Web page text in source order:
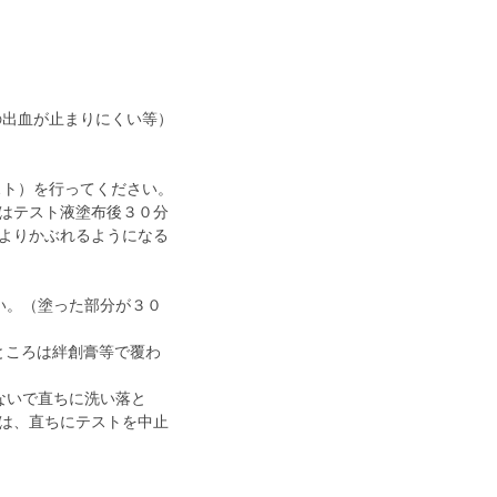
血が止まりにくい等）
）を行ってください。
テスト液塗布後３０分
りかぶれるようになる
（塗った部分が３０
ろは絆創膏等で覆わ
で直ちに洗い落と
、直ちにテストを中止